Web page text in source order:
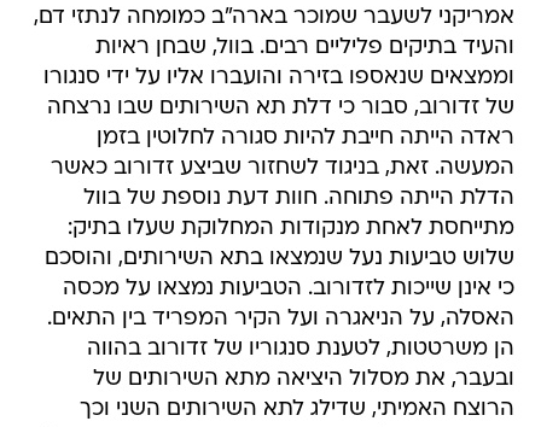
אמריקני לשעבר שמוכר בארה"ב כמומחה לנתזי דם,
והעיד בתיקים פליליים רבים. בוול, שבחן ראיות
וממצאים שנאספו בזירה והועברו אליו על ידי סנגורו
של זדורוב, סבור כי דלת תא השירותים שבו נרצחה
ראדה הייתה חייבת להיות סגורה לחלוטין בזמן
המעשה. זאת, בניגוד לשחזור שביצע זדורוב כאשר
הדלת הייתה פתוחה. חוות דעת נוספת של בוול
מתייחסת לאחת מנקודות המחלוקת שעלו בתיק:
שלוש טביעות נעל שנמצאו בתא השירותים, והוסכם
כי אינן שייכות לזדורוב. הטביעות נמצאו על מכסה
האסלה, על הניאגרה ועל הקיר המפריד בין התאים.
הן משרטטות, לטענת סנגוריו של זדורוב בהווה
ובעבר, את מסלול היציאה מתא השירותים של
הרוצח האמיתי, שדילג לתא השירותים השני וכך